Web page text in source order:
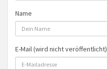
Name
E-Mail (wird nicht veröffentlicht)